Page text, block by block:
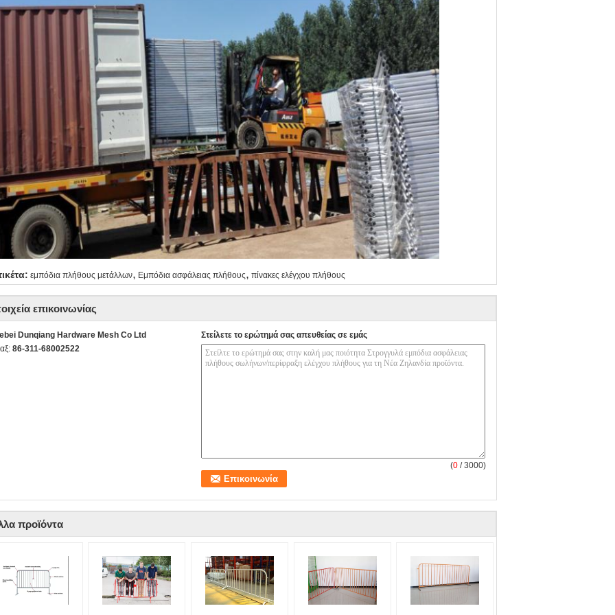
εμπόδια πλήθους μετάλλων, Εμπόδια ασφάλειας πλήθους, πίνακες ελέγχου πλήθους
επικοινωνίας
Dunqiang Hardware Mesh Co Ltd
86-311-68002522
Στείλετε το ερώτημά σας απευθείας σε εμάς
(0 / 3000)
προϊόντα